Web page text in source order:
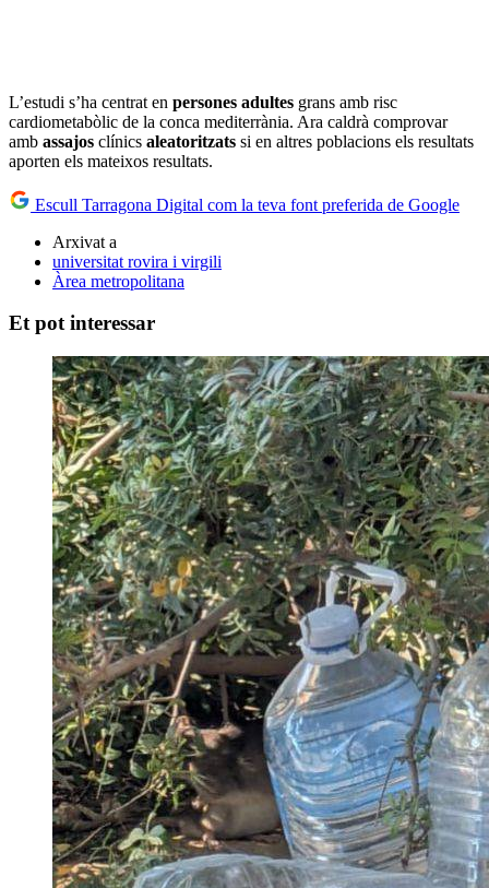
L’estudi s’ha centrat en persones adultes grans amb risc
cardiometabòlic de la conca mediterrània. Ara caldrà comprovar
amb assajos clínics aleatoritzats si en altres poblacions els resultats
aporten els mateixos resultats.
Escull Tarragona Digital com la teva font preferida de Google
Arxivat a
universitat rovira i virgili
Àrea metropolitana
Et pot interessar